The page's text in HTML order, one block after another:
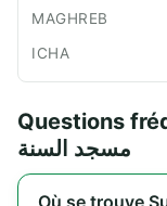
Questions
مسجد السنة